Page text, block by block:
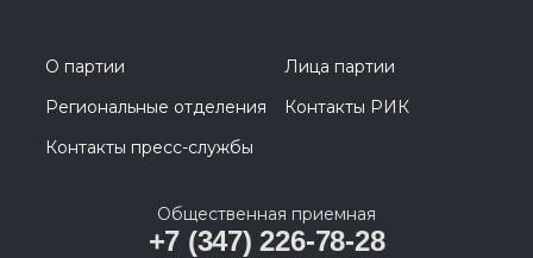
О партии
Лица партии
Региональные отделения
Контакты РИК
Контакты пресс-службы
Общественная приемная
+7 (347) 226-78-28